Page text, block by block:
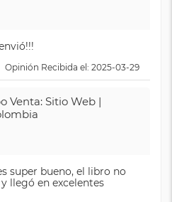
Opinión Recibida el: 2025-03-29
Venta: Sitio Web |
super bueno, el libro no
llegó en excelentes